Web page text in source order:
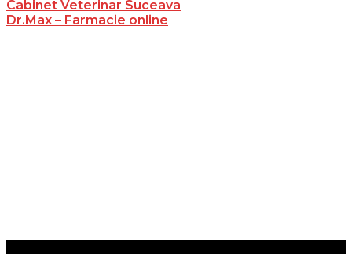
Cabinet Veterinar Suceava
Dr.Max – Farmacie online